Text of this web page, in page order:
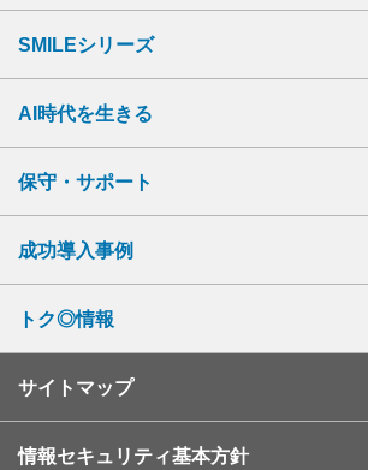
SMILEシリーズ
AI時代を生きる
保守・サポート
成功導入事例
トク◎情報
サイトマップ
情報セキュリティ基本方針